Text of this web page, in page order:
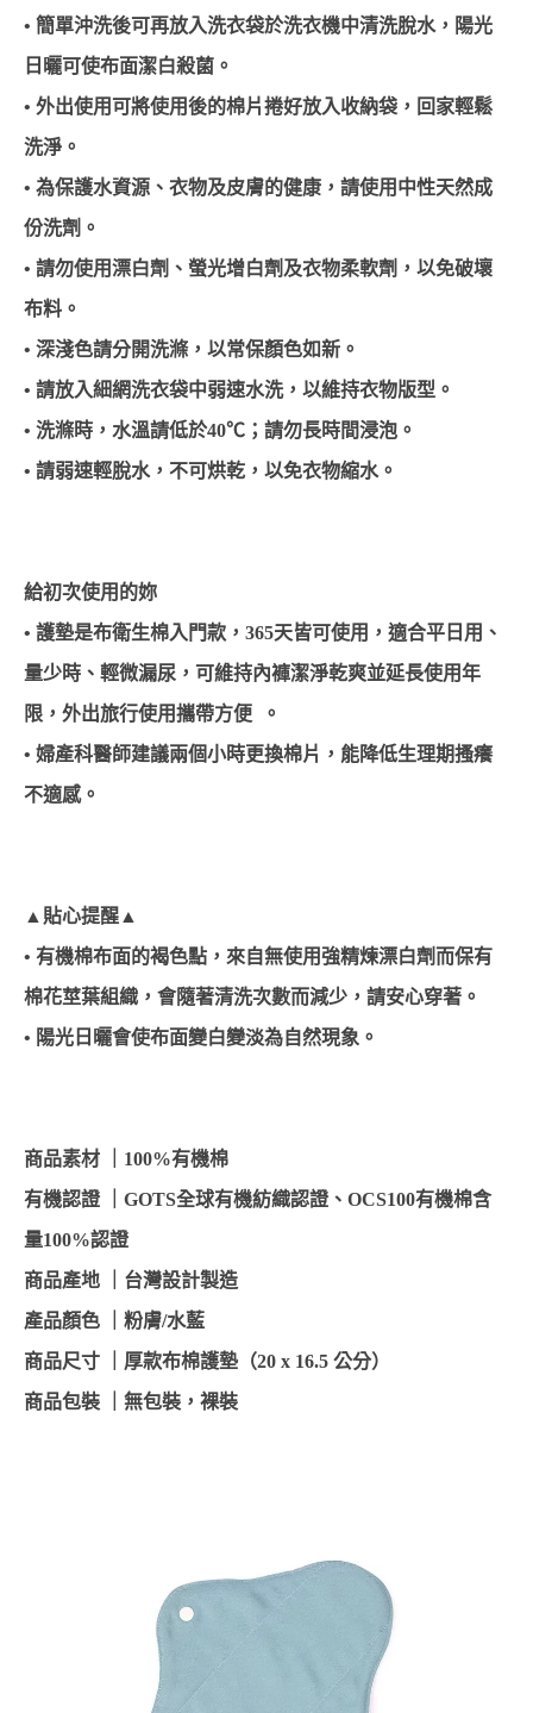
• 簡單沖洗後可再放入洗衣袋於洗衣機中清洗脫水，陽光
日曬可使布面潔白殺菌。
• 外出使用可將使用後的棉片捲好放入收納袋，回家輕鬆
洗淨。
• 為保護水資源、衣物及皮膚的健康，請使用中性天然成
份洗劑。
• 請勿使用漂白劑、螢光增白劑及衣物柔軟劑，以免破壞
布料。
• 深淺色請分開洗滌，以常保顏色如新。
• 請放入細網洗衣袋中弱速水洗，以維持衣物版型。
• 洗滌時，水溫請低於40℃；請勿長時間浸泡。
• 請弱速輕脫水，不可烘乾，以免衣物縮水。
給初次使用的妳
• 護墊是布衛生棉入門款，365天皆可使用，適合平日用、
量少時、輕微漏尿，可維持內褲潔淨乾爽並延長使用年
限，外出旅行使用攜帶方便  。
• 婦產科醫師建議兩個小時更換棉片，能降低生理期搔癢
不適感。
▲貼心提醒▲
• 有機棉布面的褐色點，來自無使用強精煉漂白劑而保有
棉花莖葉組織，會隨著清洗次數而減少，請安心穿著。
• 陽光日曬會使布面變白變淡為自然現象。
商品素材
100%有機棉
有機認證
GOTS全球有機紡織認證、OCS100有機棉含
量100%認證
商品產地
台灣設計製造
產品顏色
粉膚/水藍
商品尺寸
厚款布棉護墊（20 x 16.5 公分）
商品包裝
無包裝，裸裝